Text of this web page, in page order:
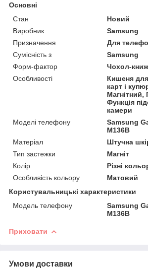
Основні
Стан
Новий
Виробник
Samsung
Призначення
Для
Сумісність з
Samsung
Форм-фактор
Чохол-
Особливості
Кишеня
карт і
Функція
камери
Моделі телефону
Samsung
M136B
Матеріал
Штучна
Тип застежки
Магніт
Колір
Різні
Особливість кольору
Матовий
Користувальницькі характеристики
Модель телефону
Samsung
M136B
Приховати
Умови доставки